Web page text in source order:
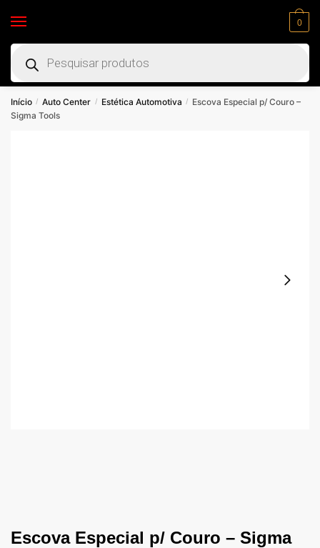
0
Início / Auto Center / Estética Automotiva /
Escova Especial p/ Couro –
Sigma Tools
Escova Especial p/ Couro – Sigma